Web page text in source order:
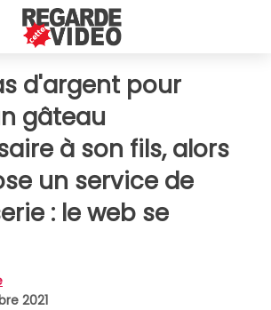
d'argent pour
gâteau
à son fils, alors
un service de
: le web se
2021